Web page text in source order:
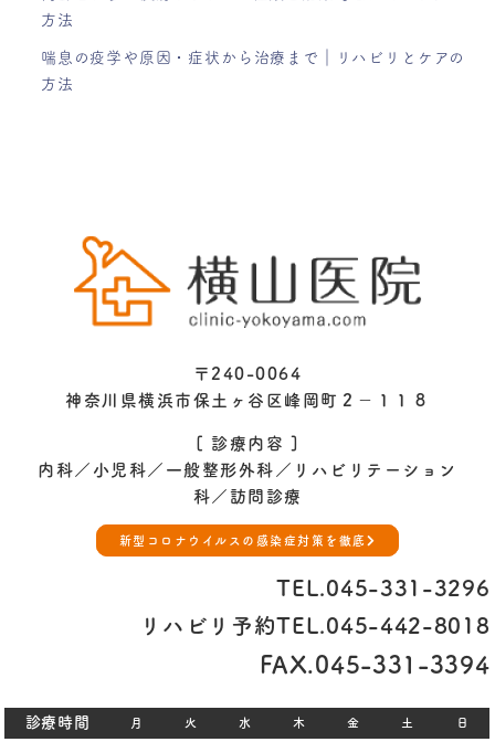
方法
喘息の疫学や原因・症状から治療まで｜リハビリとケアの
方法
〒240-0064
神奈川県横浜市保土ヶ谷区峰岡町２−１１８
[ 診療内容 ]
内科／小児科／一般整形外科／ リハビリテーション
科／訪問診療
新型コロナウイルスの感染症対策を徹底
TEL.045-331-3296
リハビリ予約TEL.045-442-8018
FAX.045-331-3394
診療時間 月 火 水 木 金 土 日